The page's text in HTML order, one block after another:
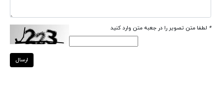
* لطفا متن تصویر را در جعبه متن وارد کنید
ارسال